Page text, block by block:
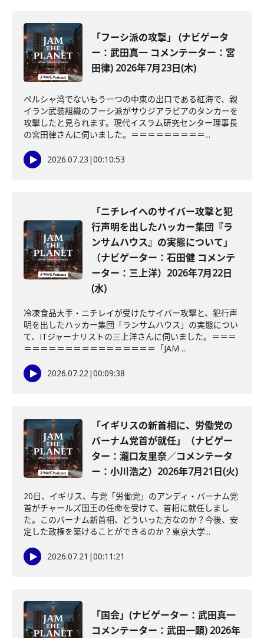
「フーシ派の攻撃」 (ナビゲータ
ー：武田真一 コメンテーター：宮
田律) 2026年7月23日(木)
ペルシャ湾でないもう一つの中東の出口である紅海で、親
イラン武装組織のフーシ派がサウジアラビアのタンカーを
攻撃したと見られます。現代イスラム研究センター理事長
の宮田律さんに伺いました。＝＝＝＝＝＝＝＝＝...
2026.07.23 |00:10:53
「ニチレイへのサイバー攻撃と犯
行声明を出したハッカー集団『ラ
ンサムハウス』の実態について」
（ナビゲーター：石田健 コメンテ
ーター：三上洋）2026年7月22日
(水)
冷凍食品大手・ニチレイが受けたサイバー攻撃と、犯行声
明を出したハッカー集団「ランサムハウス」の実態につい
て、ITジャーナリストの三上洋さんに伺いました。＝＝＝
＝＝＝＝＝＝＝＝＝＝＝＝＝＝＝＝「JAM ...
2026.07.22|00:09:38
「イギリスの新首相に、労働党の
バーナム党首が就任」（ナビゲー
ター：瀧口友里奈／コメンテータ
ー：小川浩之）2026年7月21日(火)
20日、イギリス、与党「労働党」のアンディ・バーナム党
首がチャールズ国王の任命を受けて、首相に就任しまし
た。このバーナム新首相、どういった方なのか？今後、安
定した政権を築けることができるのか？東京大学...
2026.07.21 |00:11:21
「国会」(ナビゲーター：武田真一
コメンテーター：武田一顕) 2026年